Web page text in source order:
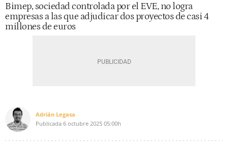
Bimep, sociedad controlada por el EVE, no logra
empresas a las que adjudicar dos proyectos de casi 4
millones de euros
Adrián Legasa
Publicada 6 octubre 2025 05:00h